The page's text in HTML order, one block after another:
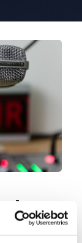
de la
torno a